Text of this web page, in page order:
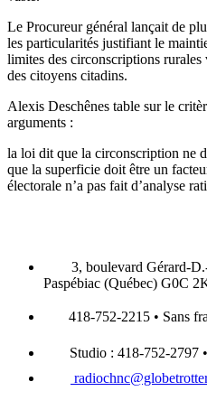
Le Procureur général lançait de
les particularités justifiant le
limites des circonscriptions
des citoyens citadins.
Alexis Deschênes table sur le
arguments :
la loi dit que la circonscription ne
que la superficie doit être un
électorale n’a pas fait d’analyse
3, boulevard Gérard-
Paspébiac (Québec) G0C
418-752-2215 • Sans
Studio : 418-752-2797